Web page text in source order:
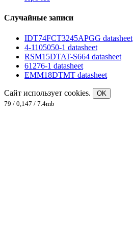
Случайные записи
IDT74FCT3245APGG datasheet
4-1105050-1 datasheet
RSM15DTAT-S664 datasheet
61276-1 datasheet
EMM18DTMT datasheet
Сайт использует cookies.
OK
79 / 0,147 / 7.4mb